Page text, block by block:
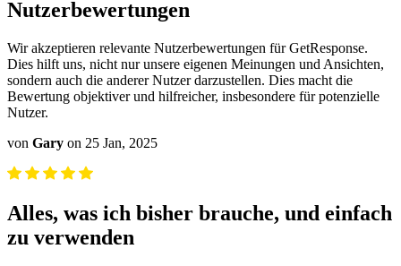
Nutzerbewertungen
Wir akzeptieren relevante Nutzerbewertungen für GetResponse.
Dies hilft uns, nicht nur unsere eigenen Meinungen und Ansichten,
sondern auch die anderer Nutzer darzustellen. Dies macht die
Bewertung objektiver und hilfreicher, insbesondere für potenzielle
Nutzer.
von Gary on 25 Jan, 2025
Alles, was ich bisher brauche, und einfach
zu verwenden